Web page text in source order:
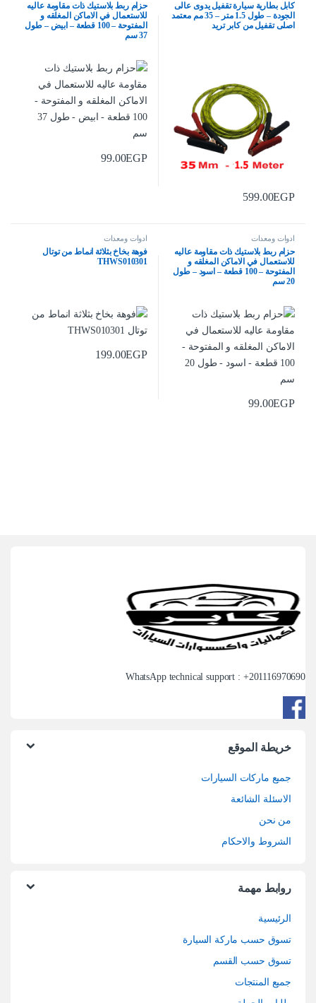
كابل بطارية سيارة تقفيل يدوى عالى
الجودة – طول 1.5 متر – 35 مم معتمد
اصلى تقفيل من كابر تريد
599.00EGP
حزام ربط بلاستيك ذات مقاومة عاليه
للاستعمال في الاماكن المغلقه و
المفتوحة – 100 قطعة – ابيض – طول
37 سم
99.00EGP
ادوات ومعدات
حزام ربط بلاستيك ذات مقاومة عاليه
للاستعمال في الاماكن المغلقه و
المفتوحة – 100 قطعة – اسود – طول
20 سم
99.00EGP
ادوات ومعدات
فوهة بخاخ بثلاثة انماط من توتال
THWS010301
199.00EGP
WhatsApp technical support : +201116970690
خريطة الموقع
جميع ماركات السيارات
الاسئلة الشائعة
من نحن
الشروط والاحكام
روابط مهمة
الرئيسية
تسوق حسب ماركة السيارة
تسوق حسب القسم
جميع المنتجات